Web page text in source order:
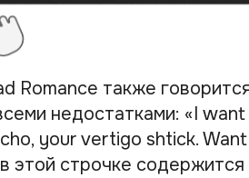
Romance также
недостатками: «I
your vertigo shtick.
этой строчке